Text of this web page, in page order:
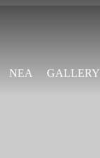
ΝΕΑ GALLERY